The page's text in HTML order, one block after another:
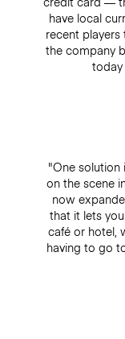
have local
recent
the company
today
"One solution
on the scene
now
that it lets
café or hotel,
having to go